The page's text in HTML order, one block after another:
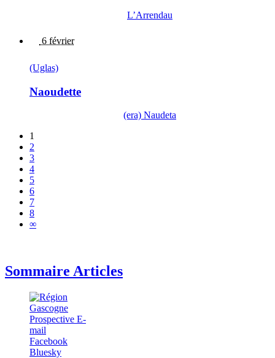
L’Arrendau
6 février
(Uglas)
Naoudette
(era) Naudeta
1
2
3
4
5
6
7
8
∞
Sommaire Articles